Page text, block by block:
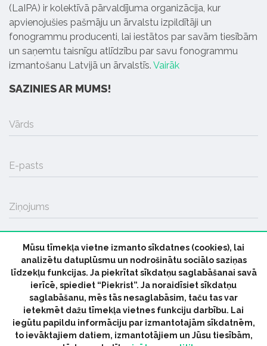
(LaIPA) ir kolektīvā pārvaldījuma organizācija, kur
apvienojušies pašmāju un ārvalstu izpildītāji un
fonogrammu producenti, lai iestātos par savām tiesībām
un saņemtu taisnīgu atlīdzību par savu fonogrammu
izmantošanu Latvijā un ārvalstīs. Vairāk
SAZINIES AR MUMS!
Vārds
E-pasts
Ziņojums
SŪTĪT
© 2026 parmuziku.lv, visas tiesības paturētas
Mūsu tīmekļa vietne izmanto sīkdatnes (cookies), lai
analizētu datuplūsmu un nodrošinātu sociālo saziņas
līdzekļu funkcijas. Ja piekrītat sīkdatņu saglabāšanai savā
ierīcē, spiediet “Piekrist”. Ja noraidīsiet sīkdatņu
saglabāšanu, mēs tās nesaglabāsim, taču tas var
ietekmēt dažu tīmekļa vietnes funkciju darbību. Lai
iegūtu papildu informāciju par izmantotajām sīkdatnēm,
to ievāktajiem datiem, izmantotājiem un Jūsu tiesībām,